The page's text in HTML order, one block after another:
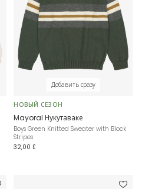
Добавить сразу
НОВЫЙ СЕЗОН
Mayoral Нукутаваке
Boys Green Knitted Sweater with Block
Stripes
32,00 £